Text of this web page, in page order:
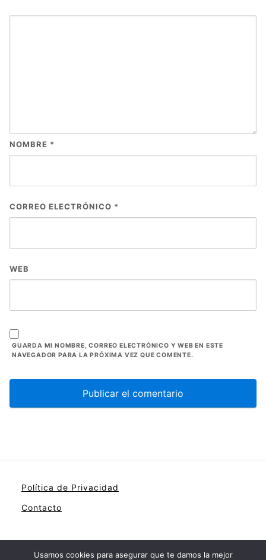
NOMBRE *
CORREO ELECTRÓNICO *
WEB
GUARDA MI NOMBRE, CORREO ELECTRÓNICO Y WEB EN ESTE
NAVEGADOR PARA LA PRÓXIMA VEZ QUE COMENTE.
Política de Privacidad
Contacto
Usamos cookies para asegurar que te damos la mejor